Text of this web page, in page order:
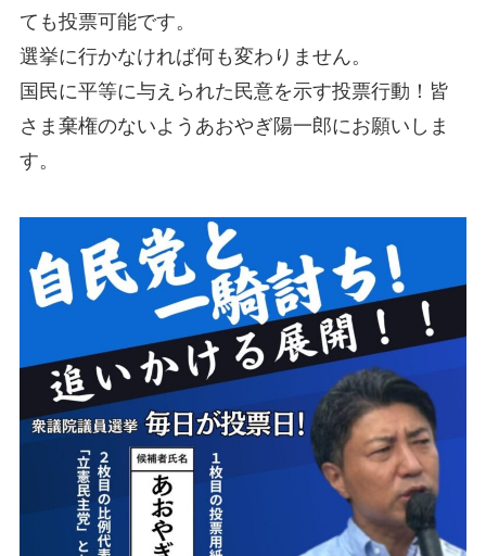
ても投票可能です。
選挙に行かなければ何も変わりません。
国民に平等に与えられた民意を示す投票行動！皆
さま棄権のないようあおやぎ陽一郎にお願いしま
す。